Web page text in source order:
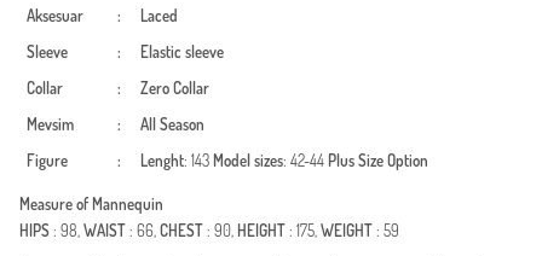
Aksesuar
:
Laced
Sleeve
:
Elastic sleeve
Collar
:
Zero Collar
Mevsim
:
All Season
Figure
: Lenght: 143 Model sizes: 42-44 Plus Size Option
Measure of Mannequin
HIPS: 98,WAIST: 66,CHEST: 90, HEIGHT: 175,WEIGHT: 59